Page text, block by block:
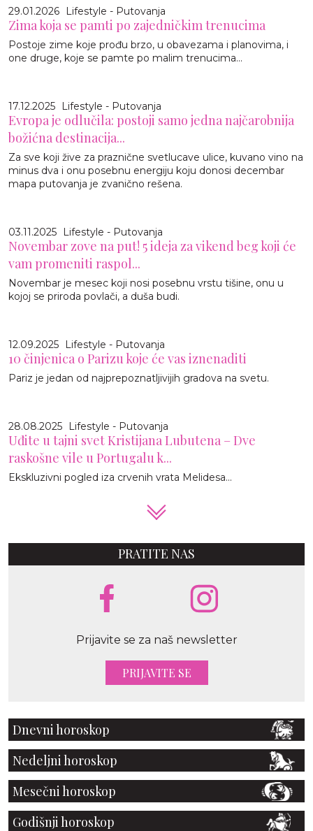
29.01.2026 Lifestyle - Putovanja
Zima koja se pamti po zajedničkim trenucima
Postoje zime koje prođu brzo, u obavezama i planovima, i
one druge, koje se pamte po malim trenucima...
17.12.2025 Lifestyle - Putovanja
Evropa je odlučila: postoji samo jedna najčarobnija
božićna destinacija...
Za sve koji žive za praznične svetlucave ulice, kuvano vino na
minus dva i onu posebnu energiju koju donosi decembar
mapa putovanja je zvanično rešena.
03.11.2025 Lifestyle - Putovanja
Novembar zove na put! 5 ideja za vikend beg koji će
vam promeniti raspol...
Novembar je mesec koji nosi posebnu vrstu tišine, onu u
kojoj se priroda povlači, a duša budi.
12.09.2025 Lifestyle - Putovanja
10 činjenica o Parizu koje će vas iznenaditi
Pariz je jedan od najprepoznatljivijih gradova na svetu.
28.08.2025 Lifestyle - Putovanja
Uđite u tajni svet Kristijana Lubutena – Dve
raskošne vile u Portugalu k...
Ekskluzivni pogled iza crvenih vrata Melidesa...
PRATITE NAS
Prijavite se za naš newsletter
PRIJAVITE SE
Dnevni horoskop
Nedeljni horoskop
Mesečni horoskop
Godišnji horoskop